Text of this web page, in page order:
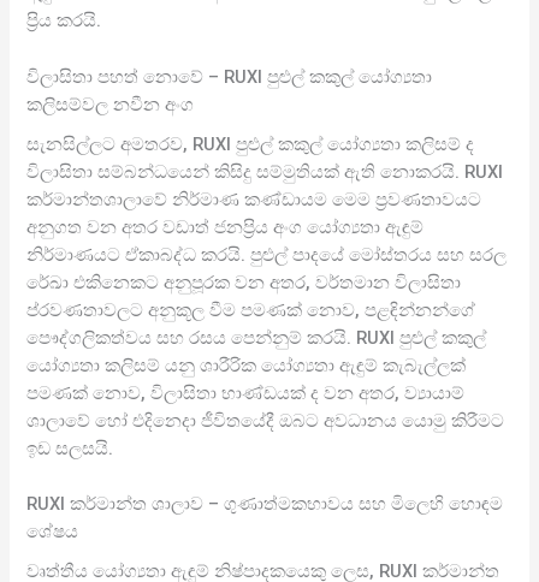
ප්‍රිය කරයි.
විලාසිතා පහත් නොවේ – RUXI පුළුල් කකුල් යෝග්‍යතා
කලිසම්වල නවීන අංග
සැනසිල්ලට අමතරව, RUXI පුළුල් කකුල් යෝග්‍යතා කලිසම් ද
විලාසිතා සම්බන්ධයෙන් කිසිදු සම්මුතියක් ඇති නොකරයි. RUXI
කර්මාන්තශාලාවේ නිර්මාණ කණ්ඩායම මෙම ප්‍රවණතාවයට
අනුගත වන අතර වඩාත් ජනප්‍රිය අංග යෝග්‍යතා ඇඳුම්
නිර්මාණයට ඒකාබද්ධ කරයි. පුළුල් පාදයේ මෝස්තරය සහ සරල
රේඛා එකිනෙකට අනුපූරක වන අතර, වර්තමාන විලාසිතා
ප්රවණතාවලට අනුකූල වීම පමණක් නොව, පළඳින්නන්ගේ
පෞද්ගලිකත්වය සහ රසය පෙන්නුම් කරයි. RUXI පුළුල් කකුල්
යෝග්‍යතා කලිසම් යනු ශාරීරික යෝග්‍යතා ඇඳුම් කැබැල්ලක්
පමණක් නොව, විලාසිතා භාණ්ඩයක් ද වන අතර, ව්‍යායාම්
ශාලාවේ හෝ එදිනෙදා ජීවිතයේදී ඔබට අවධානය යොමු කිරීමට
ඉඩ සලසයි.
RUXI කර්මාන්ත ශාලාව – ගුණාත්මකභාවය සහ මිලෙහි හොඳම
ශේෂය
වෘත්තීය යෝග්‍යතා ඇඳුම් නිෂ්පාදකයෙකු ලෙස, RUXI කර්මාන්ත